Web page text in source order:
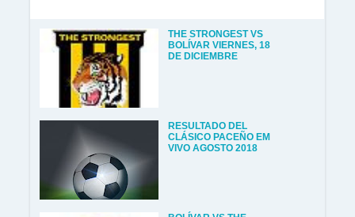
THE STRONGEST VS
BOLÍVAR VIERNES, 18
DE DICIEMBRE
RESULTADO DEL
CLÁSICO PACEÑO EM
VIVO AGOSTO 2018